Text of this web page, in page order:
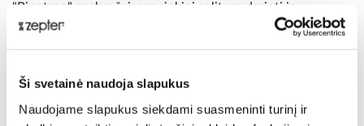
Ši svetainė naudoja slapukus
Naudojame slapukus siekdami suasmeninti turinį ir
"Bioptron" spalvų šviesos rinkinį galite suderinti ir
subalansuoti savo savijautą. Įsileisk šviesą.
Purškalas „Oxy Sterile“
Unikalus, sterilus, deguonies prisotintas Šveicarijos